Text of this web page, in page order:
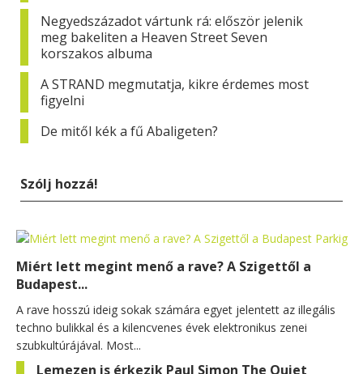
Negyedszázadot vártunk rá: először jelenik
meg bakeliten a Heaven Street Seven
korszakos albuma
A STRAND megmutatja, kikre érdemes most
figyelni
De mitől kék a fű Abaligeten?
Szólj hozzá!
Miért lett megint menő a rave? A Szigettől a
Budapest...
A rave hosszú ideig sokak számára egyet jelentett az illegális
techno bulikkal és a kilencvenes évek elektronikus zenei
szubkultúrájával. Most...
Lemezen is érkezik Paul Simon The Quiet